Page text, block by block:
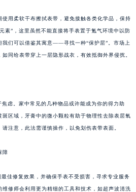
用柔软干布擦拭表带，避免接触各类化学品，保持
素”，这里虽然不能直接将手表置于氪气环境中以防
我们可以借鉴其寓意——寻找一种“保护层”。市场上
同给表带穿上一层隐形战衣，有效抵御外界侵扰。
虑。家中常见的几种物品或许能成为你的得力助
区域，牙膏中的微小颗粒有助于物理性去除表层氧
注意，此法需谨慎操作，以免划伤表带表面。
障
佳修复效果，并确保手表不受损害，寻求专业服务
修师会利用更为精细的工具和技术，如超声波清洗